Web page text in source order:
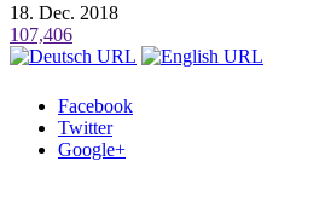
18. Dec. 2018
107,406
Facebook
Twitter
Google+